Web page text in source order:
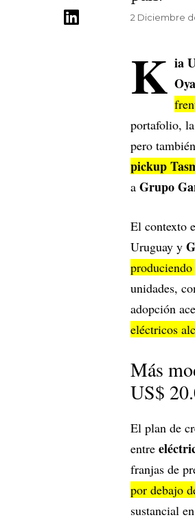
2 Diciembre
K ia
portafolio,
pero
pickup
a Grupo
El contexto
Uruguay y
unidades,
adopción
eléctricos
Más
US$
El plan de
entre
franjas de
por debajo
sustancial